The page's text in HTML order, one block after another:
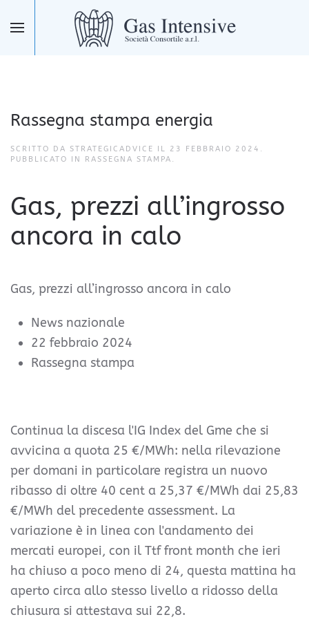
Skip to main content
Rassegna stampa energia
SCRITTO DA STRATEGICADVICE IL 23 FEBBRAIO 2024 .
PUBBLICATO IN RASSEGNA STAMPA .
Gas, prezzi all’ingrosso
ancora in calo
Gas, prezzi all’ingrosso ancora in calo
News nazionale
22 febbraio 2024
Rassegna stampa
Continua la discesa l'IG Index del Gme che si
avvicina a quota 25 €/MWh: nella rilevazione
per domani in particolare registra un nuovo
ribasso di oltre 40 cent a 25,37 €/MWh dai 25,83
€/MWh del precedente assessment. La
variazione è in linea con l'andamento dei
mercati europei, con il Ttf front month che ieri
ha chiuso a poco meno di 24, questa mattina ha
aperto circa allo stesso livello a ridosso della
chiusura si attestava sui 22,8.